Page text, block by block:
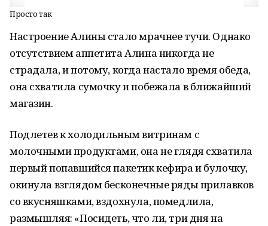
Просто так
Настроение Алины стало мрачнее тучи. Однако
отсутствием аппетита Алина никогда не
страдала, и потому, когда настало время обеда,
она схватила сумочку и побежала в ближайший
магазин.
Подлетев к холодильным витринам с
молочными продуктами, она не глядя схватила
первый попавшийся пакетик кефира и булочку,
окинула взглядом бесконечные ряды прилавков
со вкусняшками, вздохнула, помедлила,
размышляя: «Посидеть, что ли, три дня на